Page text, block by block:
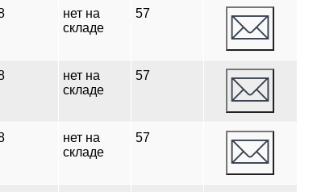
нет на
складе
57
нет на
складе
57
нет на
складе
57